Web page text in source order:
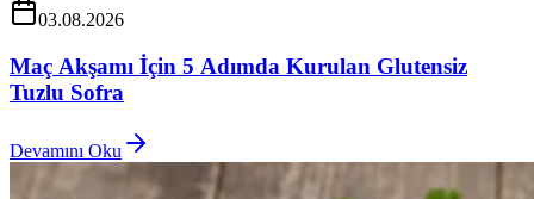
03.08.2026
Maç Akşamı İçin 5 Adımda Kurulan Glutensiz
Tuzlu Sofra
Devamını Oku